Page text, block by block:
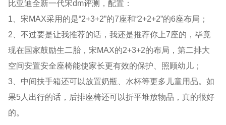
比亚迪全新一代宋dm评测，配置：
1、宋MAX采用的是“2+3+2”的7座和“2+2+2”的6座布局；
2、不过要是让我推荐的话，我还是推荐你上7座的，毕竟
现在国家鼓励生二胎，宋MAX的2+3+2的布局，第二排大
空间安置安全座椅能使家长更有效的保护、照顾幼儿；
3、中间扶手箱还可以放置奶瓶、水杯等更多儿童用品。如
果5人出行的话，后排座椅还可以折平堆放物品，真的很好
的。